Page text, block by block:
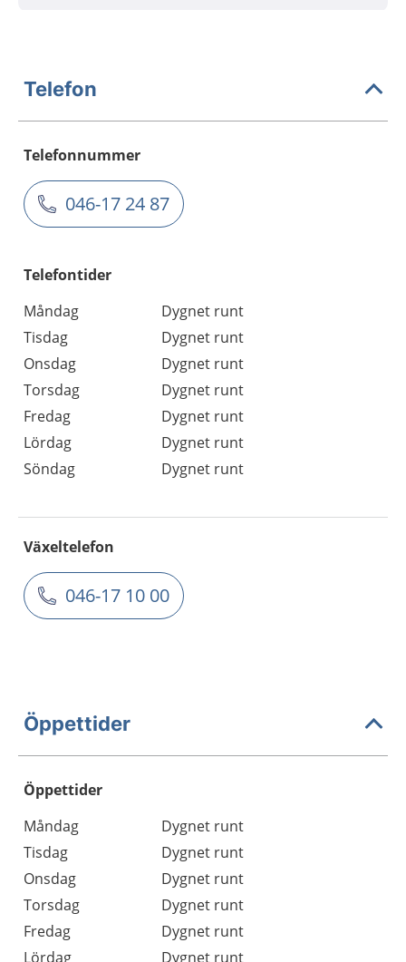
Telefon
Telefonnummer
046-17 24 87
Telefontider
Måndag
Dygnet runt
Tisdag
Dygnet runt
Onsdag
Dygnet runt
Torsdag
Dygnet runt
Fredag
Dygnet runt
Lördag
Dygnet runt
Söndag
Dygnet runt
Växeltelefon
046-17 10 00
Öppettider
Öppettider
Dag
Öppettider
Kommentarer
Måndag
Dygnet runt
Tisdag
Dygnet runt
Onsdag
Dygnet runt
Torsdag
Dygnet runt
Fredag
Dygnet runt
Lördag
Dygnet runt